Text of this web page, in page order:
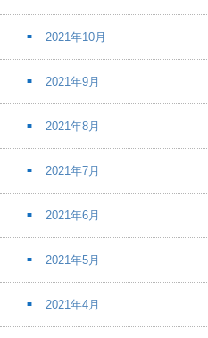
2021年10月
2021年9月
2021年8月
2021年7月
2021年6月
2021年5月
2021年4月